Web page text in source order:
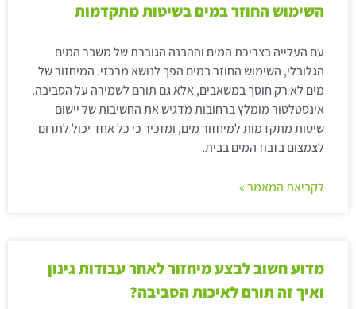
השימוש החוזר במים בשיטות מתקדמות
עם העלייה בצריכת המים וההבנה הגוברת של משבר המים
הגלובלי, השימוש החוזר במים הפך לנושא מרכזי. המיחזור של
מים לא רק חוסך במשאבים, אלא גם תורם לשמירה על הסביבה.
אינסטלטור מומלץ ברחובות מדגיש את החשיבות של יישום
שיטות מתקדמות למיחזור מים, ומזכיר כי כל אחד יכול לתרום
לצמצום בזבוז המים בבית.
לקריאת המאמר »
מדוע חשוב לבצע מיחזור לאחר עבודות גינון
ואיך זה תורם לאיכות הסביבה?